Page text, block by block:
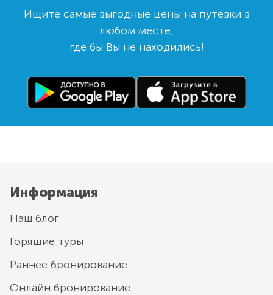
Ищите самые выгодные цены на путевки в
любом месте,
где бы Вы не находились!
Информация
Наш блог
Горящие туры
Раннее бронирование
Онлайн бронирование